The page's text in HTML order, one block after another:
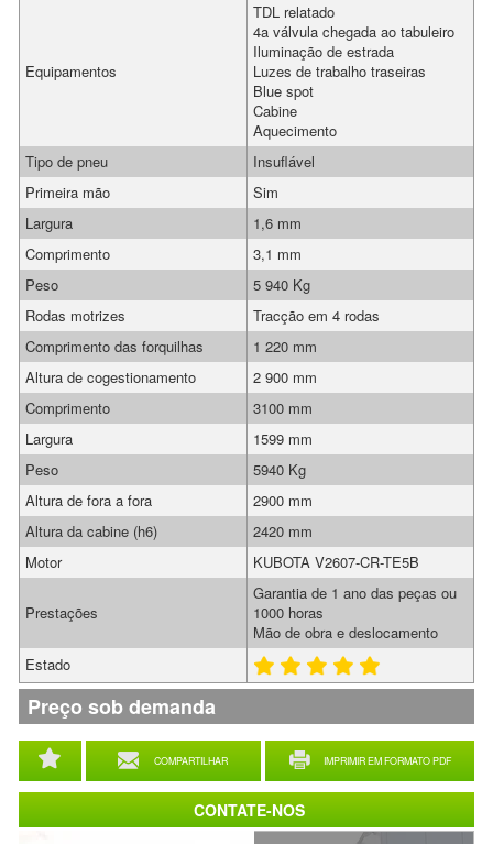
COMPARTILHAR IMPRIMIR EM FORMATO PDF
Equipamentos
TDL relatado
4a válvula chegada ao tabuleiro
Iluminação de estrada
Luzes de trabalho traseiras
Blue spot
Cabine
Aquecimento
Tipo de pneu
Insuflável
Primeira mão
Sim
Largura
1,6 mm
Comprimento
3,1 mm
Peso
5 940 Kg
Rodas motrizes
Tracção em 4 rodas
Comprimento das forquilhas
1 220 mm
Altura de cogestionamento
2 900 mm
Comprimento
3100 mm
Largura
1599 mm
Peso
5940 Kg
Altura de fora a fora
2900 mm
Altura da cabine (h6)
2420 mm
Motor
KUBOTA V2607-CR-TE5B
Prestações
Garantia de 1 ano das peças ou
1000 horas
Mão de obra e deslocamento
Estado
Preço sob demanda
CONTATE-NOS